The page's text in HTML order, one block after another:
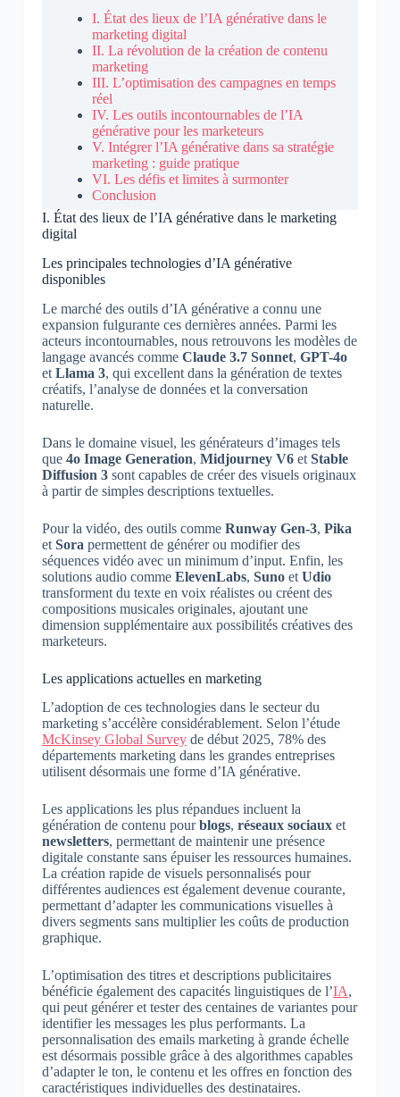
I. État des lieux de l’IA générative dans le
marketing digital
II. La révolution de la création de contenu
marketing
III. L’optimisation des campagnes en temps
réel
IV. Les outils incontournables de l’IA
générative pour les marketeurs
V. Intégrer l’IA générative dans sa stratégie
marketing : guide pratique
VI. Les défis et limites à surmonter
Conclusion
I. État des lieux de l’IA générative dans le marketing
digital
Les principales technologies d’IA générative
disponibles
Le marché des outils d’IA générative a connu une
expansion fulgurante ces dernières années. Parmi les
acteurs incontournables, nous retrouvons les modèles de
langage avancés comme Claude 3.7 Sonnet, GPT-4o
et Llama 3, qui excellent dans la génération de textes
créatifs, l’analyse de données et la conversation
naturelle.
Dans le domaine visuel, les générateurs d’images tels
que 4o Image Generation, Midjourney V6et Stable
Diffusion 3sont capables de créer des visuels originaux
à partir de simples descriptions textuelles.
Pour la vidéo, des outils comme Runway Gen-3, Pika
et Sora permettent de générer ou modifier des
séquences vidéo avec un minimum d’input. Enfin, les
solutions audio comme ElevenLabs, Sunoet Udio
transforment du texte en voix réalistes ou créent des
compositions musicales originales, ajoutant une
dimension supplémentaire aux possibilités créatives des
marketeurs.
Les applications actuelles en marketing
L’adoption de ces technologies dans le secteur du
marketing s’accélère considérablement. Selon l’étude
McKinsey Global Surveyde début 2025, 78% des
départements marketing dans les grandes entreprises
utilisent désormais une forme d’IA générative.
Les applications les plus répandues incluent la
génération de contenu pourblogs, réseaux sociauxet
newsletters, permettant de maintenir une présence
digitale constante sans épuiser les ressources humaines.
La création rapide de visuels personnalisés pour
différentes audiences est également devenue courante,
permettant d’adapter les communications visuelles à
divers segments sans multiplier les coûts de production
graphique.
L’optimisation des titres et descriptions publicitaires
bénéficie également des capacités linguistiques de l’IA,
qui peut générer et tester des centaines de variantes pour
identifier les messages les plus performants. La
personnalisation des emails marketing à grande échelle
est désormais possible grâce à des algorithmes capables
d’adapter le ton, le contenu et les offres en fonction des
caractéristiques individuelles des destinataires.